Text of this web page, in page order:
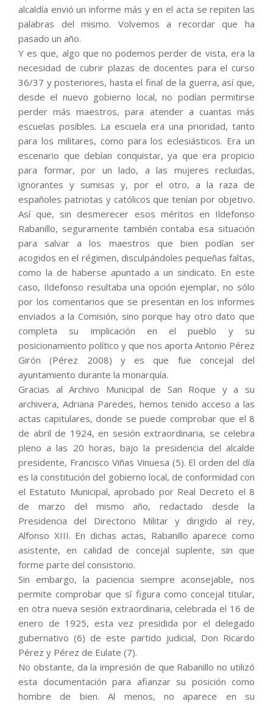
alcaldía envió un informe más y en el acta se repiten las
palabras del mismo. Volvemos a recordar que ha
pasado un año.
Y es que, algo que no podemos perder de vista, era la
necesidad de cubrir plazas de docentes para el curso
36/37 y posteriores, hasta el final de la guerra, así que,
desde el nuevo gobierno local, no podían permitirse
perder más maestros, para atender a cuantas más
escuelas posibles. La escuela era una prioridad, tanto
para los militares, como para los eclesiásticos. Era un
escenario que debían conquistar, ya que era propicio
para formar, por un lado, a las mujeres recluidas,
ignorantes y sumisas y, por el otro, a la raza de
españoles patriotas y católicos que tenían por objetivo.
Así que, sin desmerecer esos méritos en Ildefonso
Rabanillo, seguramente también contaba esa situación
para salvar a los maestros que bien podían ser
acogidos en el régimen, disculpándoles pequeñas faltas,
como la de haberse apuntado a un sindicato. En este
caso, Ildefonso resultaba una opción ejemplar, no sólo
por los comentarios que se presentan en los informes
enviados a la Comisión, sino porque hay otro dato que
completa su implicación en el pueblo y su
posicionamiento político y que nos aporta Antonio Pérez
Girón (Pérez 2008) y es que fue concejal del
ayuntamiento durante la monarquía.
Gracias al Archivo Municipal de San Roque y a su
archivera, Adriana Paredes, hemos tenido acceso a las
actas capitulares, donde se puede comprobar que el 8
de abril de 1924, en sesión extraordinaria, se celebra
pleno a las 20 horas, bajo la presidencia del alcalde
presidente, Francisco Viñas Vinuesa (5). El orden del día
es la constitución del gobierno local, de conformidad con
el Estatuto Municipal, aprobado por Real Decreto el 8
de marzo del mismo año, redactado desde la
Presidencia del Directorio Militar y dirigido al rey,
Alfonso XIII. En dichas actas, Rabanillo aparece como
asistente, en calidad de concejal suplente, sin que
forme parte del consistorio.
Sin embargo, la paciencia siempre aconsejable, nos
permite comprobar que sí figura como concejal titular,
en otra nueva sesión extraordinaria, celebrada el 16 de
enero de 1925, esta vez presidida por el delegado
gubernativo (6) de este partido judicial, Don Ricardo
Pérez y Pérez de Eulate (7).
No obstante, da la impresión de que Rabanillo no utilizó
esta documentación para afianzar su posición como
hombre de bien. Al menos, no aparece en su